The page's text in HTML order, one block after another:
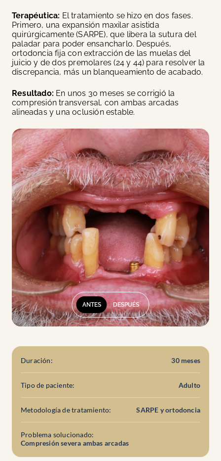
Terapéutica: El tratamiento se hizo en dos fases.
Primero, una expansión maxilar asistida
quirúrgicamente (SARPE), que libera la sutura del
paladar para poder ensancharlo. Después,
ortodoncia fija con extracción de las muelas del
juicio y de dos premolares (24 y 44) para resolver la
discrepancia, más un blanqueamiento de acabado.
Resultado: En unos 30 meses se corrigió la
compresión transversal, con ambas arcadas
alineadas y una oclusión estable.
ANTES DESPUÉS
Duración: 30 meses
Tipo de paciente: Adulto
Metodología de tratamiento: SARPE y ortodoncia
Problema solucionado:
Compresión severa ambas arcadas